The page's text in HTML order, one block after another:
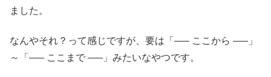
ました。
なんやそれ？って感じですが、要は「—– ここから —–」
～「—– ここまで —–」みたいなやつです。